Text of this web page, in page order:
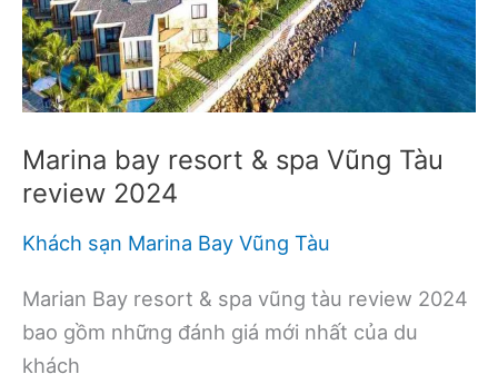
Marina bay resort & spa Vũng Tàu
review 2024
Khách sạn Marina Bay Vũng Tàu
Marian Bay resort & spa vũng tàu review 2024
bao gồm những đánh giá mới nhất của du
khách